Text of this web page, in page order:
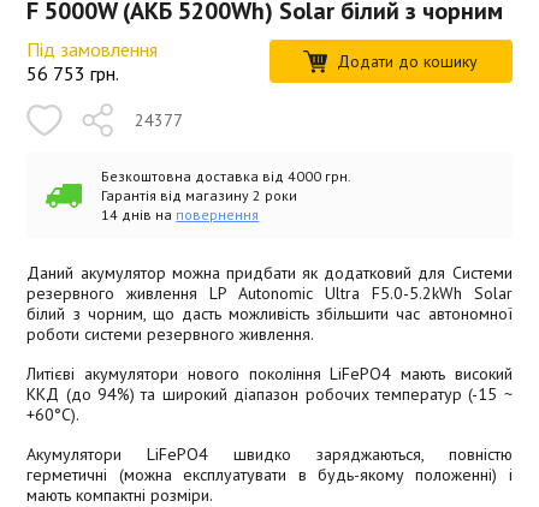
F 5000W (АКБ 5200Wh) Solar білий з чорним
Під замовлення
56 753 грн. Додати до кошику
24377
Безкоштовна доставка від 4000 грн.
Гарантія від магазину 2 роки
14 днів на повернення
Даний акумулятор можна придбати як додатковий для Системи
резервного живлення LP Autonomic Ultra F5.0-5.2kWh Solar
білий з чорним, що дасть можливість збільшити час автономної
роботи системи резервного живлення.
Литієві акумулятори нового покоління LiFePO4 мають високий
ККД (до 94%) та широкий діапазон робочих температур (-15 ~
+60°C).
Акумулятори LiFePO4 швидко заряджаються, повністю
герметичні (можна експлуатувати в будь-якому положенні) і
мають компактні розміри.